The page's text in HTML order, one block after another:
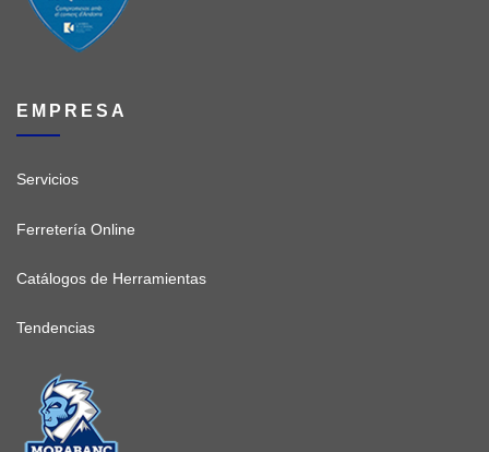
EMPRESA
Servicios
Ferretería Online
Catálogos de Herramientas
Tendencias